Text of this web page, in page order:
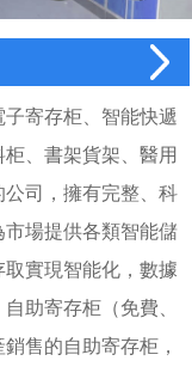
寄存柜、智能快遞
、書架貨架、醫用
司，擁有完整、科
場提供各類智能儲
實現智能化，數據
助寄存柜（免費、
售的自助寄存柜，